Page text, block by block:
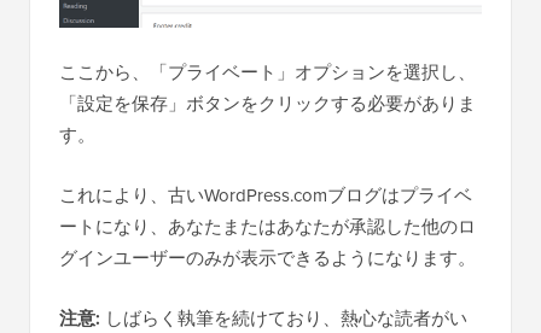
ここから、「プライベート」オプションを選択し、
「設定を保存」ボタンをクリックする必要がありま
す。
これにより、古いWordPress.comブログはプライベ
ートになり、あなたまたはあなたが承認した他のロ
グインユーザーのみが表示できるようになります。
注意: しばらく執筆を続けており、熱心な読者がい